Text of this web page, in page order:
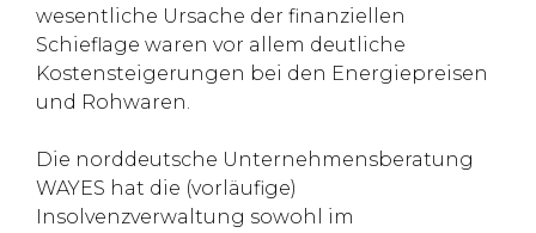
wesentliche Ursache der finanziellen
Schieflage waren vor allem deutliche
Kostensteigerungen bei den Energiepreisen
und Rohwaren.
Die norddeutsche Unternehmensberatung
WAYES hat die (vorläufige)
Insolvenzverwaltung sowohl im